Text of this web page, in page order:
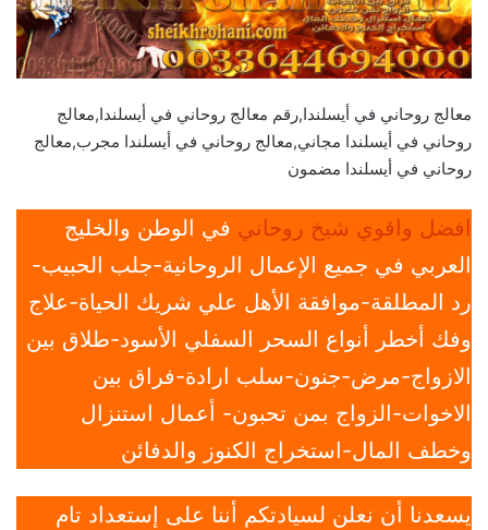
معالج روحاني في أيسلندا,رقم معالج روحاني في أيسلندا,معالج
روحاني في أيسلندا مجاني,معالج روحاني في أيسلندا مجرب,معالج
روحاني في أيسلندا مضمون
افضل واقوي شيخ روحاني في الوطن والخليج
العربي في جميع الإعمال الروحانية-جلب الحبيب-
رد المطلقة-موافقة الأهل علي شريك الحياة-علاج
وفك أخطر أنواع السحر السفلي الأسود-طلاق بين
الازواج-مرض-جنون-سلب ارادة-فراق بين
الاخوات-الزواج بمن تحبون- أعمال استنزال
وخطف المال-استخراج الكنوز والدفائن
يسعدنا أن نعلن لسيادتكم أننا على إستعداد تام